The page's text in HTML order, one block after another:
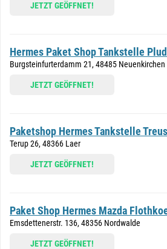
JETZT GEÖFFNET!
Hermes Paket Shop Tankstelle
Burgsteinfurterdamm 21, 48485 Neuenkirchen
JETZT GEÖFFNET!
Paketshop Hermes Tankstelle Treus
Terup 26, 48366 Laer
JETZT GEÖFFNET!
Paket Shop Hermes Mazda
Emsdettenerstr. 136, 48356 Nordwalde
JETZT GEÖFFNET!